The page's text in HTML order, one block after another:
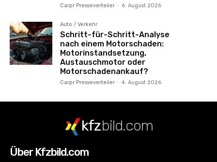
Carpr Presseverteiler - 6. August 2026
Auto / Verkehr
Schritt-für-Schritt-Analyse
nach einem Motorschaden:
Motorinstandsetzung,
Austauschmotor oder
Motorschadenankauf?
Carpr Presseverteiler - 4. August 2026
kfzbild.com
Über Kfzbild.com